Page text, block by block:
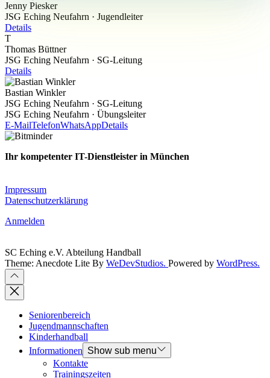
Jenny Piesker
JSG Eching Neufahrn · Jugendleiter
Details
T
Thomas Büttner
JSG Eching Neufahrn · SG-Leitung
Details
Bastian Winkler
JSG Eching Neufahrn · SG-Leitung
JSG Eching Neufahrn · Übungsleiter
E-MailTelefonWhatsAppDetails
Ihr kompetenter IT-Dienstleister in München
Impressum
Datenschutzerklärung
Anmelden
SC Eching e.V. Abteilung Handball
Theme: Anecdote Lite By WeDevStudios. Powered by WordPress.
Seniorenbereich
Jugendmannschaften
Kinderhandball
Informationen Show sub menu
Kontakte
Trainingszeiten